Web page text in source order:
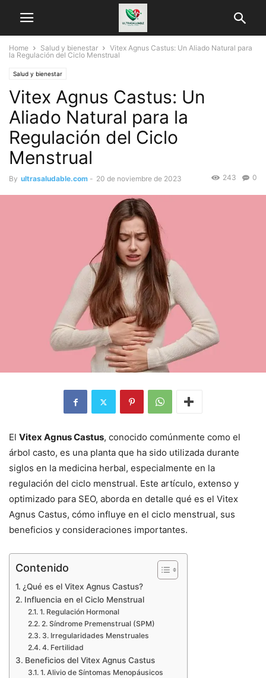
Home Salud y bienestar
Vitex Agnus Castus: Un Aliado Natural para
la Regulación del Ciclo Menstrual
Salud y bienestar
Vitex Agnus Castus: Un
Aliado Natural para la
Regulación del Ciclo
Menstrual
By ultrasaludable.com - 20 de noviembre de 2023 0
243
El Vitex Agnus Castus, conocido comúnmente como el
árbol casto, es una planta que ha sido utilizada durante
siglos en la medicina herbal, especialmente en la
regulación del ciclo menstrual. Este artículo, extenso y
optimizado para SEO, aborda en detalle qué es el Vitex
Agnus Castus, cómo influye en el ciclo menstrual, sus
beneficios y consideraciones importantes.
Contenido
¿Qué es el Vitex Agnus Castus?
Influencia en el Ciclo Menstrual
1. Regulación Hormonal
2. Síndrome Premenstrual (SPM)
3. Irregularidades Menstruales
4. Fertilidad
Beneficios del Vitex Agnus Castus
1. Alivio de Síntomas Menopáusicos